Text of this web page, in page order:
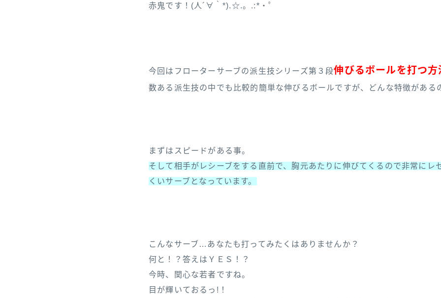
赤鬼です！(人´∀｀*).☆.。.:*・゜
今回はフローターサーブの派生技シリーズ第３段伸びるボールを打つ方
数ある派生技の中でも比較的簡単な伸びるボールですが、どんな特徴がある
まずはスピードがある事。
そして相手がレシーブをする直前で、胸元あたりに伸びてくるので非常にレ
くいサーブとなっています。
こんなサーブ…あなたも打ってみたくはありませんか？
何と！？答えはＹＥＳ！？
今時、関心な若者ですね。
目が輝いておるっ!！